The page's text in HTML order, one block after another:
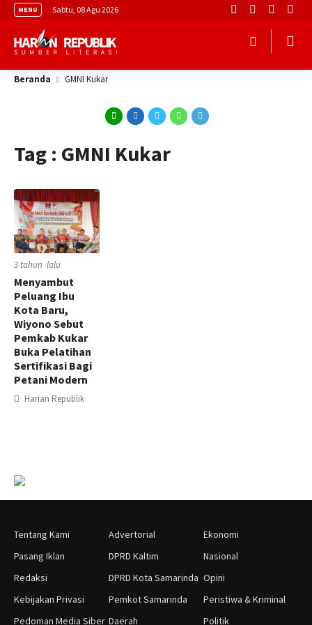
MENU Sabtu, 08 Agu 2026
Beranda GMNI Kukar
Tag : GMNI Kukar
3 tahun lalu
Menyambut
Peluang Ibu
Kota Baru,
Wiyono Sebut
Pemkab Kukar
Buka Pelatihan
Sertifikasi Bagi
Petani Modern
Harian Republik
Tentang Kami
Pasang Iklan
Redaksi
Kebijakan Privasi
Pedoman Media Siber
Advertorial
DPRD Kaltim
DPRD Kota Samarinda
Pemkot Samarinda
Daerah
Ekonomi
Nasional
Opini
Peristiwa & Kriminal
Politik